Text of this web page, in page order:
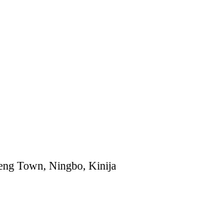
Town, Ningbo, Kinija